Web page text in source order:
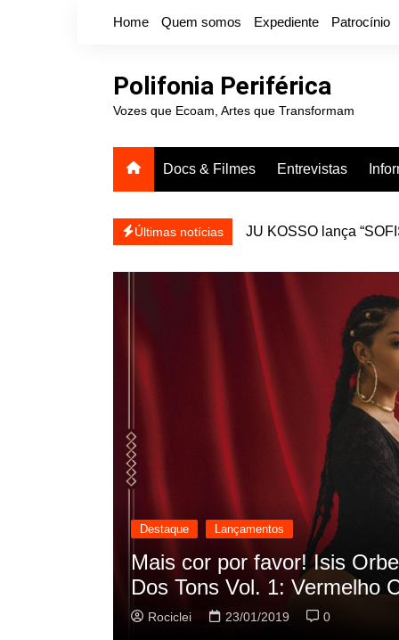
Home Quem somos Expediente Patrocínio
Polifonia Periférica
Vozes que Ecoam, Artes que Transformam
Docs & Filmes Entrevistas
Últimas notícias
Projota relança a
Destaque Lançamentos
Rashid vai buscar nos
sua nova música
Rociclei 22/01/2019